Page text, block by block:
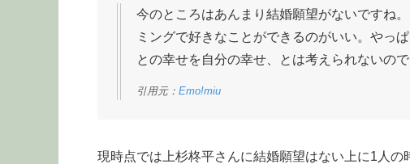
今のところはあんまり結婚願望がないですね
ミングで好きなことができるのがいい。やっ
との幸せを自分の幸せ、とは考えられないので
引用元： Emo!miu
現時点では上杉柊平さんに結婚願望はない上に1人